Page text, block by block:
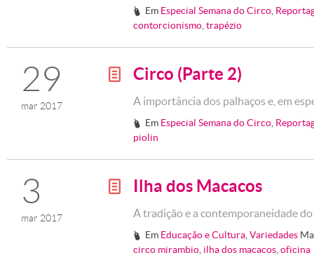
# Em Especial Semana do Circo
contorcionismo trapézio
29
mar 2017
g Circo (Parte 2)
A importância dos palhaços e, em
# Em Especial Semana do Circo
piolin
3
mar 2017
g Ilha dos Macacos
A tradição e a contemporaneidade
# Em Educação e Cultura ,Variedades
circo mirambio ilha dos macacos oficina